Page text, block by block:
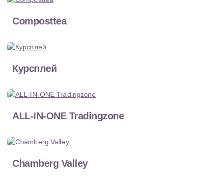
Composttea
Курсплей
ALL-IN-ONE Tradingzone
Chamberg Valley